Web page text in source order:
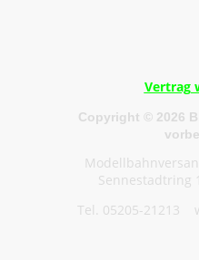
Vertrag
Copyright © 2026
Sennestadtring
Tel. 05205-21213